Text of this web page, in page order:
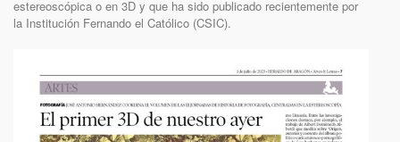
estereoscópica o en 3D y que ha sido publicado recientemente por
la Institución Fernando el Católico (CSIC).